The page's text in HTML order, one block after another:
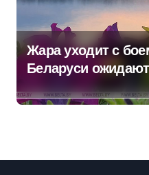
Жара уходит с
Беларуси
грозы